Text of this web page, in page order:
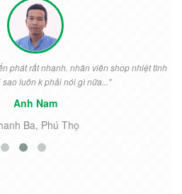
rất nhanh. nhân viên shop nhiệt tình
luôn k phải nói gì nữa..."
Anh Nam
Ba, Phú Thọ